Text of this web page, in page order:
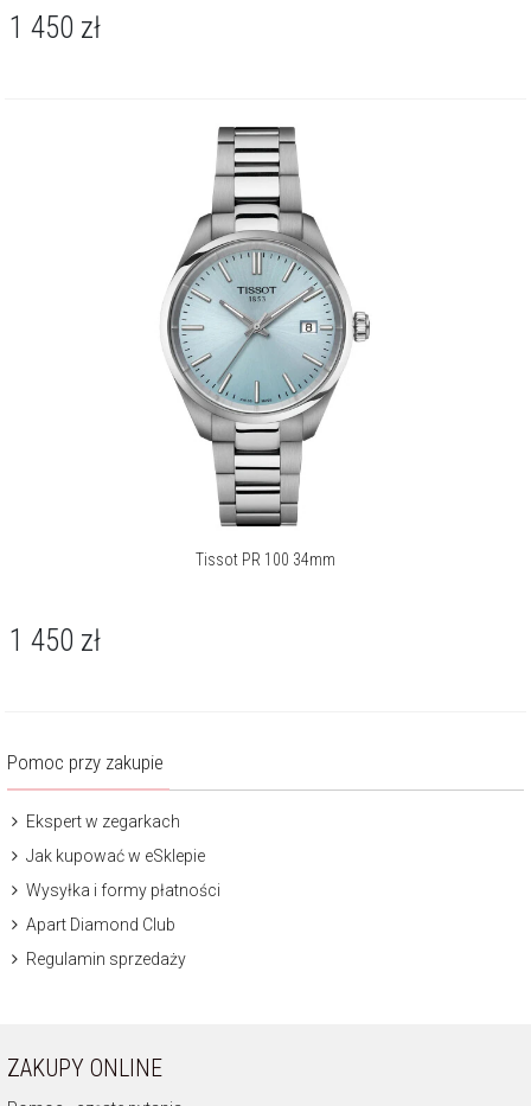
1 450 zł
Tissot PR 100 34mm
1 450 zł
Pomoc przy zakupie
Ekspert w zegarkach
Jak kupować w eSklepie
Wysyłka i formy płatności
Apart Diamond Club
Regulamin sprzedaży
ZAKUPY ONLINE